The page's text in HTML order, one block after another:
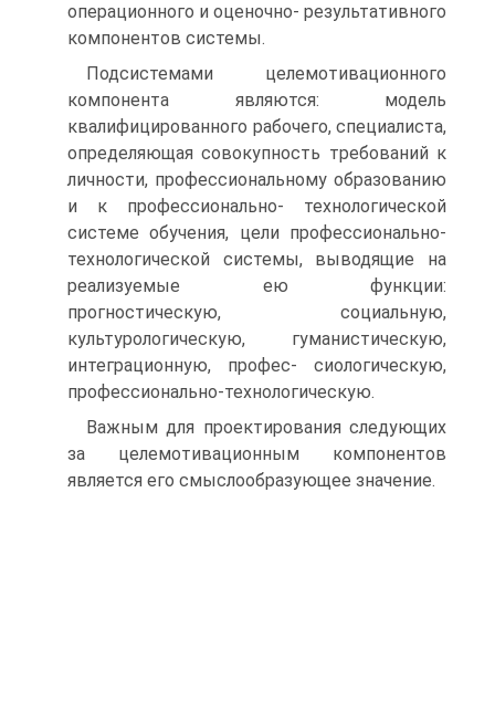
операционного и оценочно- результативного
компонентов системы.
Подсистемами целемотивационного
компонента являются: модель
квалифицированного рабочего, специалиста,
определяющая совокупность требований к
личности, профессиональному образованию
и к профессионально- технологической
системе обучения, цели профессионально-
технологической системы, выводящие на
реализуемые ею функции:
прогностическую, социальную,
культурологическую, гуманистическую,
интеграционную, профес- сиологическую,
профессионально-технологическую.
Важным для проектирования следующих
за целемотивационным компонентов
является его смыслообразующее значение.